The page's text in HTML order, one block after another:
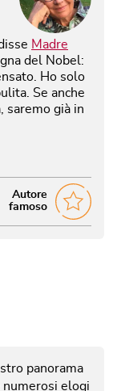
Madre
del Nobel:
Ho solo
Se anche
saremo già in
Autore
famoso
panorama
elogi